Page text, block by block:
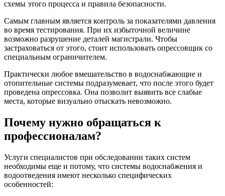
схемы этого процесса и правила безопасности.
Самым главным является контроль за показателями давления
во время тестирования. При их избыточной величине
возможно разрушение деталей магистрали. Чтобы
застраховаться от этого, стоит использовать опрессовщик со
специальным ограничителем.
Практически любое вмешательство в водоснабжающие и
отопительные системы подразумевает, что после этого будет
проведена опрессовка. Она позволит выявить все слабые
места, которые визуально отыскать невозможно.
Почему нужно обращаться к
профессионалам?
Услуги специалистов при обследовании таких систем
необходимы еще и потому, что системы водоснабжения и
водоотведения имеют несколько специфических
особенностей: